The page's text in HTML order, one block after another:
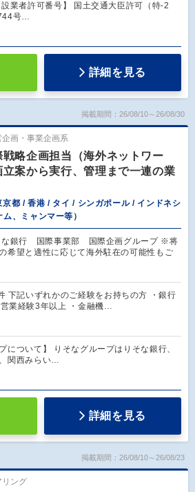
業者許可番号】 国土交通大臣許可（特-2
号…
詳細を見る
掲載期間：26/08/10～26/08/30
画・事業企画系
戦略企画担当（海外ネットワー
案から実行、管理まで一連の業
京都 / 香港 / タイ / シンガポール / インドネシ
、ミャンマー等）
な銀行 国際事業部 国際企画グループ ※将
希望と適性に応じて海外駐在の可能性もご
下記いずれかのご経験をお持ちの方 ・銀行
業経験3年以上 ・金融機…
について】 りそなグループはりそな銀行、
関西みらい…
詳細を見る
掲載期間：26/08/10～26/08/23
リング